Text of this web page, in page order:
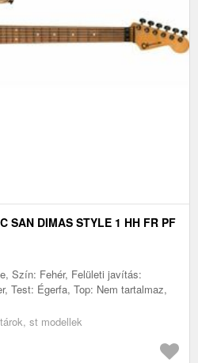
SAN DIMAS STYLE 1 HH FR PF
Szín: Fehér, Felületi javítás:
Test: Égerfa, Top: Nem tartalmaz,
st modellek